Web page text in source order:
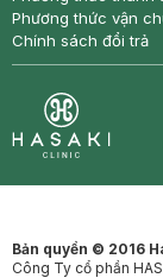
Phương thức vận
Chính sách đổi trả
Bản quyền © 2016
Công Ty cổ phần